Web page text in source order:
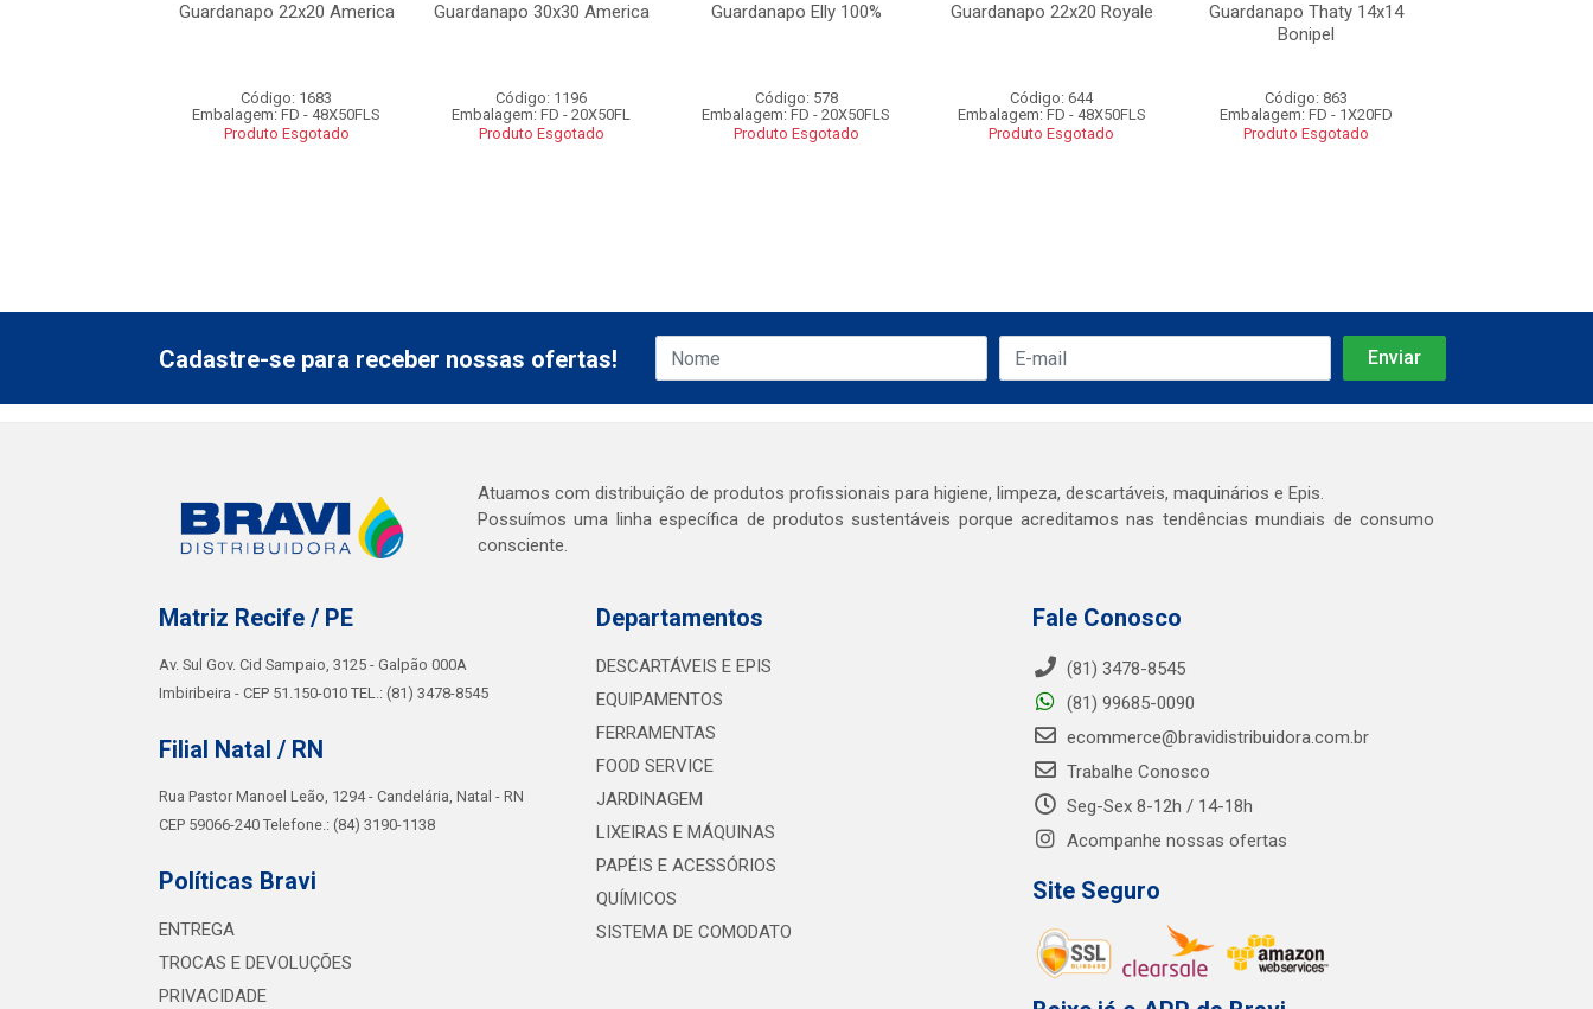
Guardanapo 22x20 America
Código: 1683
Embalagem: FD - 48X50FLS
Produto Esgotado
Guardanapo 30x30 America
Código: 1196
Embalagem: FD - 20X50FL
Produto Esgotado
Guardanapo Elly 100%
Código: 578
Embalagem: FD - 20X50FLS
Produto Esgotado
Guardanapo 22x20 Royale
Código: 644
Embalagem: FD - 48X50FLS
Produto Esgotado
Guardanapo Thaty 14x14
Bonipel
Código: 863
Embalagem: FD - 1X20FD
Produto Esgotado
Cadastre-se para receber nossas ofertas!
Atuamos com distribuição de produtos profissionais para higiene, limpeza, descartáveis, maquinários e Epis.
Possuímos uma linha específica de produtos sustentáveis porque acreditamos nas tendências mundiais de consumo
consciente.
Matriz Recife / PE
Av. Sul Gov. Cid Sampaio, 3125 - Galpão 000A
Imbiribeira - CEP 51.150-010 TEL.: (81) 3478-8545
Filial Natal / RN
Rua Pastor Manoel Leão, 1294 - Candelária, Natal - RN
CEP 59066-240 Telefone.: (84) 3190-1138
Políticas Bravi
ENTREGA
TROCAS E DEVOLUÇÕES
PRIVACIDADE
Departamentos
DESCARTÁVEIS E EPIS
EQUIPAMENTOS
FERRAMENTAS
FOOD SERVICE
JARDINAGEM
LIXEIRAS E MÁQUINAS
PAPÉIS E ACESSÓRIOS
QUÍMICOS
SISTEMA DE COMODATO
Fale Conosco
(81) 3478-8545
(81) 99685-0090
ecommerce@bravidistribuidora.com.br
Trabalhe Conosco
Seg-Sex 8-12h / 14-18h
Acompanhe nossas ofertas
Site Seguro